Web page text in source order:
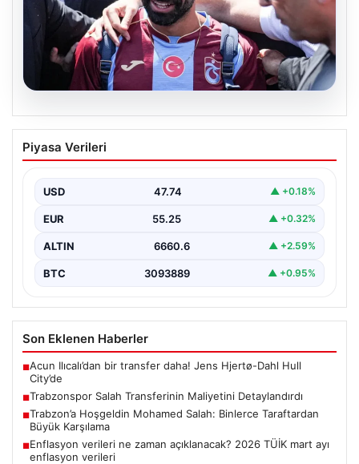
Trabzon’a Hoşgeldin Mohamed Salah:
Binlerce Taraftardan Büyük Karşılama
yeni transferi Mohamed Salah’ı resmi olarak ağırlamaya
başladı.…
Piyasa Verileri
USD 47.74 ▲ +0.18%
EUR 55.25 ▲ +0.32%
ALTIN 6660.6 ▲ +2.59%
BTC 3093889 ▲ +0.95%
Son Eklenen Haberler
■Acun Ilıcalı’dan bir transfer daha! Jens Hjertø-Dahl Hull
City’de
■Trabzonspor Salah Transferinin Maliyetini Detaylandırdı
■Trabzon’a Hoşgeldin Mohamed Salah: Binlerce Taraftardan
Büyük Karşılama
■Enflasyon verileri ne zaman açıklanacak? 2026 TÜİK mart ayı
enflasyon verileri